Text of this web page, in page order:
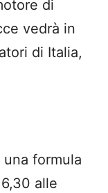
di
vedrà in
di Italia,
formula
alle